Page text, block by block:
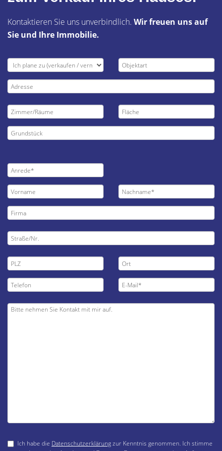
Kontaktieren Sie uns unverbindlich. Wir freuen uns auf
Sie und Ihre Immobilie.
Ich habe die Datenschutzerklärungzur Kenntnis genommen. Ich stimme